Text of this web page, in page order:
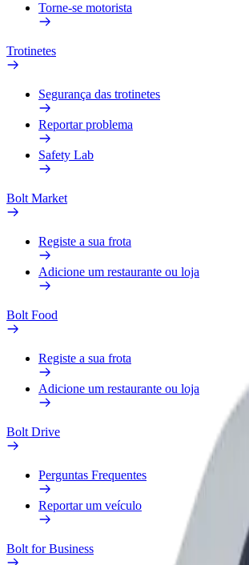
Torne-se motorista
Trotinetes
Segurança das trotinetes
Reportar problema
Safety Lab
Bolt Market
Registe a sua frota
Adicione um restaurante ou loja
Bolt Food
Registe a sua frota
Adicione um restaurante ou loja
Bolt Drive
Perguntas Frequentes
Reportar um veículo
Bolt for Business